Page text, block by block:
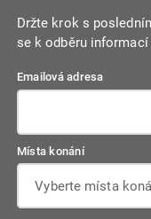
Držte krok s
se k odběru
Emailová adresa
Místa konání
Vyberte místa